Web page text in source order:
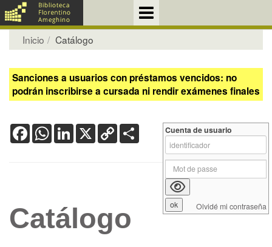
Inicio Catálogo
Sanciones a usuarios con préstamos vencidos: no
podrán inscribirse a cursada ni rendir exámenes finales
FacebookWhatsApp
LinkedIn
X Copy
Link
Catálogo
Cuenta de usuario
Olvidé mi contraseña